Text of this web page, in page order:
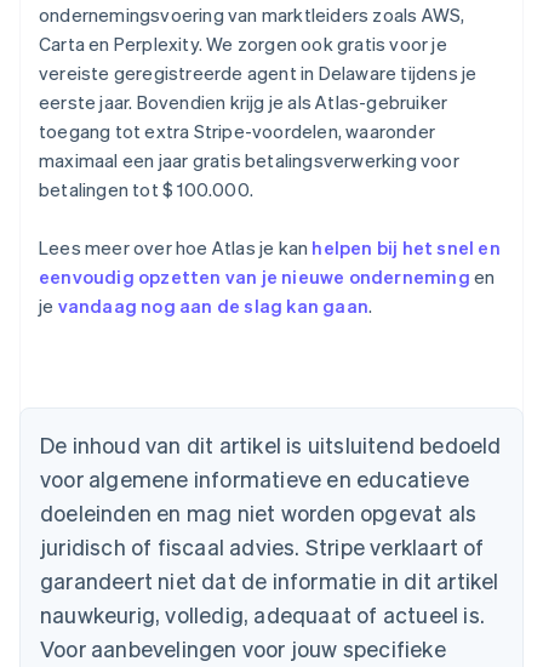
ondernemingsvoering van marktleiders zoals AWS,
Carta en Perplexity. We zorgen ook gratis voor je
vereiste geregistreerde agent in Delaware tijdens je
eerste jaar. Bovendien krijg je als Atlas-gebruiker
toegang tot extra Stripe-voordelen, waaronder
maximaal een jaar gratis betalingsverwerking voor
betalingen tot $ 100.000.
Lees meer over hoe Atlas je kan helpen bij het snel en
eenvoudig opzetten van je nieuwe onderneming en
je vandaag nog aan de slag kan gaan.
De inhoud van dit artikel is uitsluitend bedoeld
voor algemene informatieve en educatieve
doeleinden en mag niet worden opgevat als
juridisch of fiscaal advies. Stripe verklaart of
garandeert niet dat de informatie in dit artikel
nauwkeurig, volledig, adequaat of actueel is.
Voor aanbevelingen voor jouw specifieke
België
Brazilië
PortuguêsEnglish
Bulgarije
English
Canada
English Français
Cyprus
English
Denemarken